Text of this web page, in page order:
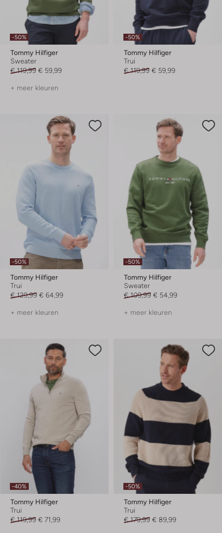
-50%
Tommy Hilfiger
Sweater
€ 119,99 € 59,99
+ meer kleuren
-50%
Tommy Hilfiger
Trui
€ 119,99 € 59,99
-50%
Tommy Hilfiger
Trui
€ 129,99 € 64,99
+ meer kleuren
-50%
Tommy Hilfiger
Sweater
€ 109,99 € 54,99
+ meer kleuren
-40%
Tommy Hilfiger
Trui
€ 119,99 € 71,99
-50%
Tommy Hilfiger
Trui
€ 179,99 € 89,99